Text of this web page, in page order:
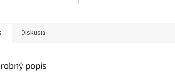
Diskusia
popis